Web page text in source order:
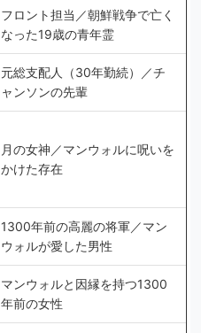
フロント担当／朝鮮戦争で亡く
なった19歳の青年霊
元総支配人（30年勤続）／チ
ャンソンの先輩
月の女神／マンウォルに呪いを
かけた存在
1300年前の高麗の将軍／マン
ウォルが愛した男性
マンウォルと因縁を持つ1300
年前の女性